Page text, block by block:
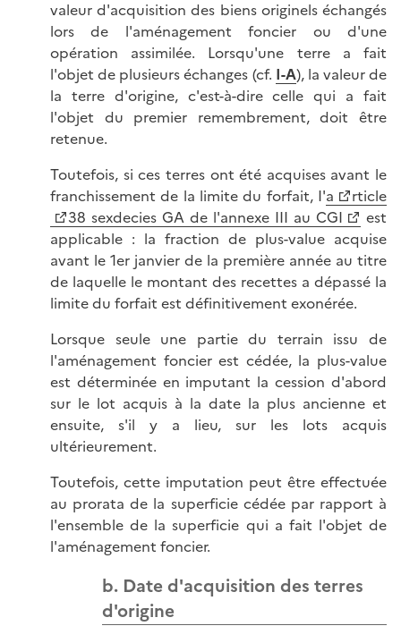
valeur d'acquisition des biens originels échangés
lors de l'aménagement foncier ou d'une
opération assimilée. Lorsqu'une terre a fait
l'objet de plusieurs échanges (cf. I-A), la valeur de
la terre d'origine, c'est-à-dire celle qui a fait
l'objet du premier remembrement, doit être
retenue.
Toutefois, si ces terres ont été acquises avant le
franchissement de la limite du forfait, I'a
rticle
38 sexdecies GA de l'annexe III au CGI
est
applicable : la fraction de plus-value acquise
avant le 1er janvier de la première année au titre
de laquelle le montant des recettes a dépassé la
limite du forfait est définitivement exonérée.
Lorsque seule une partie du terrain issu de
l'aménagement foncier est cédée, la plus-value
est déterminée en imputant la cession d'abord
sur le lot acquis à la date la plus ancienne et
ensuite, s'il y a lieu, sur les lots acquis
ultérieurement.
Toutefois, cette imputation peut être effectuée
au prorata de la superficie cédée par rapport à
l'ensemble de la superficie qui a fait l'objet de
l'aménagement foncier.
b. Date d'acquisition des terres
d'origine